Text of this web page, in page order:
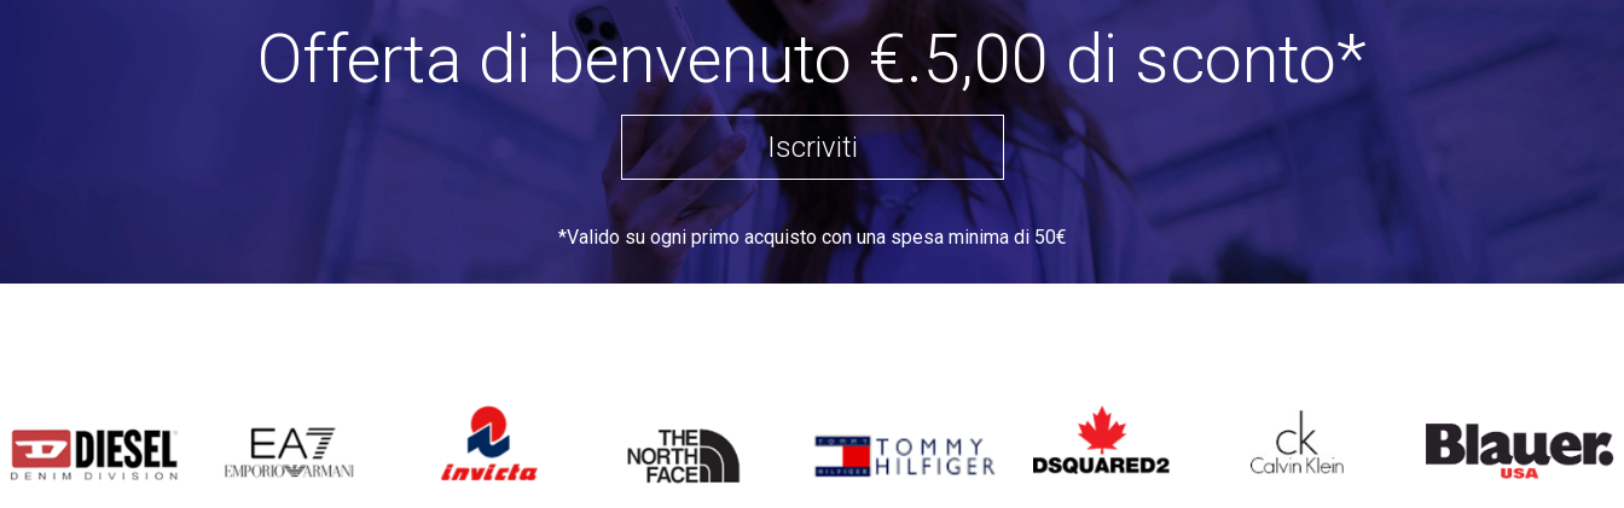
Offerta di benvenuto €.5,00 di sconto*
Iscriviti
*Valido su ogni primo acquisto con una spesa minima di 50€
INVICTA
NORTH
FACE
DSQUARED2 CALVIN KLEIN